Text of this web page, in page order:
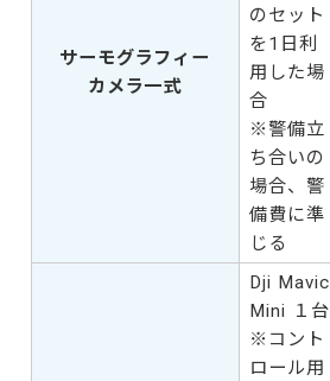
サーモグラフィー
カメラ一式
のセット
を1日利
用した場
合
※警備立
ち合いの
場合、警
備費に準
じる
Dji Mavic
Mini １台
※コント
ロール用